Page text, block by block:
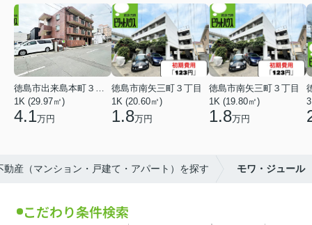
1K (29.97㎡)
4.1万円
徳島市南矢三町３丁目
1K (20.60㎡)
1.8万円
徳島市南矢三町３丁目
1K (19.80㎡)
1.8万円
産（マンション・戸建て・アパート）を探す モワ・ジュール
こだわり条件検索